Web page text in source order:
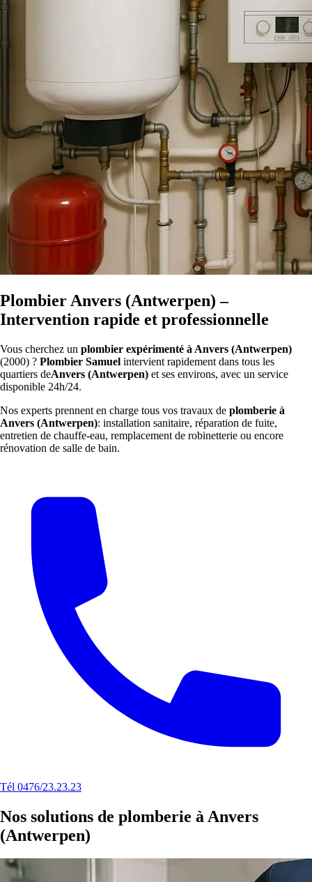
Plombier Anvers (Antwerpen) –
Intervention rapide et professionnelle
Vous cherchez un plombier expérimenté à Anvers (Antwerpen)
(2000) ? Plombier Samuel intervient rapidement dans tous les
quartiers deAnvers (Antwerpen) et ses environs, avec un service
disponible 24h/24.
Nos experts prennent en charge tous vos travaux de plomberie à
Anvers (Antwerpen): installation sanitaire, réparation de fuite,
entretien de chauffe-eau, remplacement de robinetterie ou encore
rénovation de salle de bain.
Tél 0476/23.23.23
Nos solutions de plomberie à Anvers
(Antwerpen)